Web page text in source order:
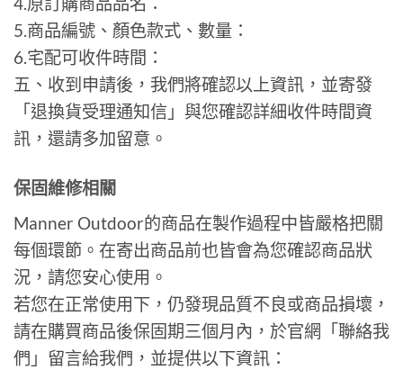
5.商品編號、顏色款式、數量：
6.宅配可收件時間：
五、收到申請後，我們將確認以上資訊，並寄發
「退換貨受理通知信」與您確認詳細收件時間資
訊，還請多加留意。
保固維修相關
Manner Outdoor的商品在製作過程中皆嚴格把關
每個環節。在寄出商品前也皆會為您確認商品狀
況，請您安心使用。
若您在正常使用下，仍發現品質不良或商品損壞，
請在購買商品後保固期三個月內，於官網「聯絡我
們」留言給我們，並提供以下資訊：